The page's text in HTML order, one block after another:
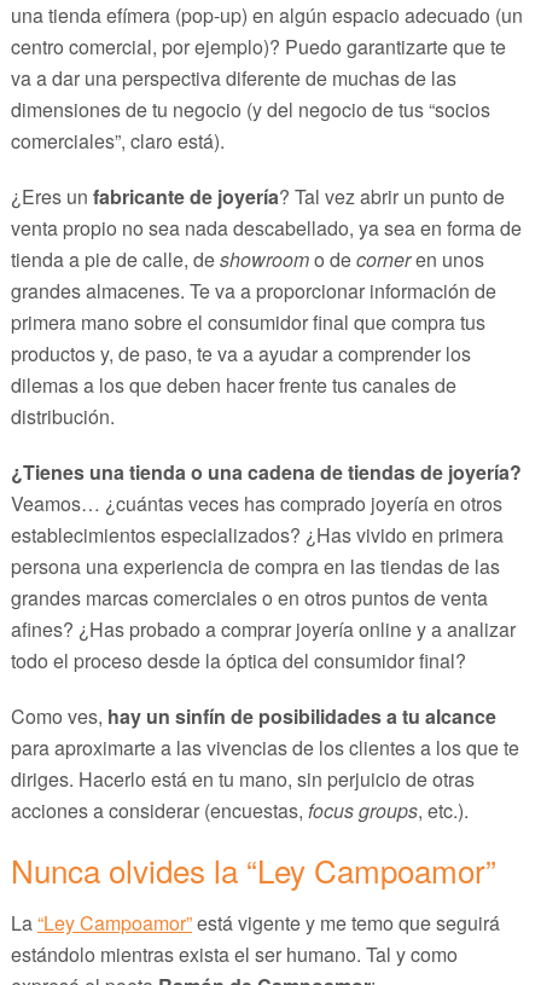
una tienda efímera (pop-up) en algún espacio adecuado (un
centro comercial, por ejemplo)? Puedo garantizarte que te
va a dar una perspectiva diferente de muchas de las
dimensiones de tu negocio (y del negocio de tus “socios
comerciales”, claro está).
¿Eres un fabricante de joyería? Tal vez abrir un punto de
venta propio no sea nada descabellado, ya sea en forma de
tienda a pie de calle, deshowroomo decorneren unos
grandes almacenes. Te va a proporcionar información de
primera mano sobre el consumidor final que compra tus
productos y, de paso, te va a ayudar a comprender los
dilemas a los que deben hacer frente tus canales de
distribución.
¿Tienes una tienda o una cadena de tiendas de joyería?
Veamos… ¿cuántas veces has comprado joyería en otros
establecimientos especializados? ¿Has vivido en primera
persona una experiencia de compra en las tiendas de las
grandes marcas comerciales o en otros puntos de venta
afines? ¿Has probado a comprar joyería online y a analizar
todo el proceso desde la óptica del consumidor final?
Como ves, hay un sinfín de posibilidades a tu alcance
para aproximarte a las vivencias de los clientes a los que te
diriges. Hacerlo está en tu mano, sin perjuicio de otras
acciones a considerar (encuestas, focus groups, etc.).
Nunca olvides la “Ley Campoamor”
La“Ley Campoamor”está vigente y me temo que seguirá
estándolo mientras exista el ser humano. Tal y como